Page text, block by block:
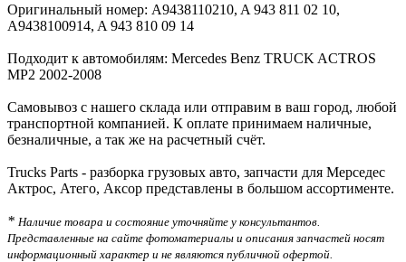
Оригинальный номер: A9438110210, A 943 811 02 10,
A9438100914, A 943 810 09 14
Подходит к автомобилям: Mercedes Benz TRUCK ACTROS
MP2 2002-2008
Самовывоз с нашего склада или отправим в ваш город, любой
транспортной компанией. К оплате принимаем наличные,
безналичные, а так же на расчетный счёт.
Trucks Parts - разборка грузовых авто, запчасти для Мерседес
Актрос, Атего, Аксор представлены в большом ассортименте.
* Наличие товара и состояние уточняйте у консультантов.
Представленные на сайте фотоматериалы и описания запчастей носят
информационный характер и не являются публичной офертой.